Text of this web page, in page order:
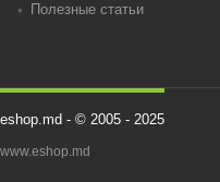
Полезные статьи
eshop.md - © 2005 - 2025
www.eshop.md